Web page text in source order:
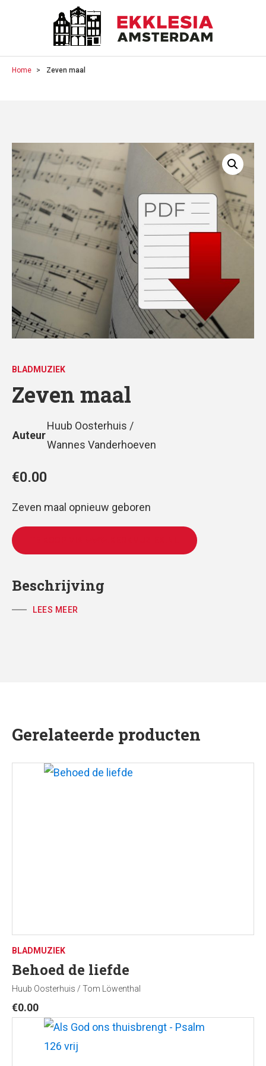
Home Zeven maal
BLADMUZIEK
Zeven maal
Auteur
Huub Oosterhuis /
Wannes Vanderhoeven
€0.00
Zeven maal opnieuw geboren
Beschrijving
LEES MEER
Gerelateerde producten
BLADMUZIEK
Behoed de liefde
Huub Oosterhuis / Tom Löwenthal
€0.00